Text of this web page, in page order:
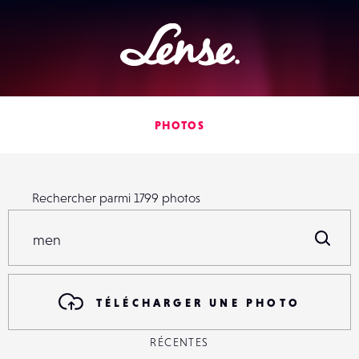
Lense
PHOTOS
Rechercher parmi 1799 photos
TÉLÉCHARGER UNE PHOTO
RÉCENTES